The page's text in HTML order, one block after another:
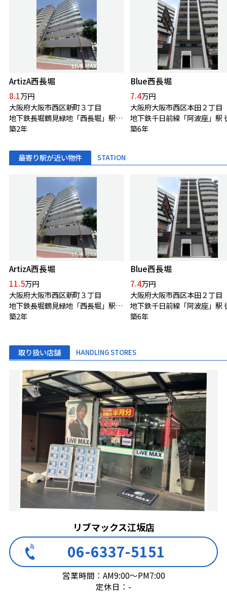
ArtizA西長堀
8.1万円
大阪府大阪市西区新町３丁目
地下鉄長堀鶴見緑地「西長堀」駅 徒歩3分
築2年
Blue西長堀
7.4万円
大阪府大阪市西区本田２丁目
築6年
最寄り駅が近い物件 STATION
ArtizA西長堀
11.5万円
大阪府大阪市西区新町３丁目
地下鉄長堀鶴見緑地「西長堀」駅 徒歩3分
築2年
Blue西長堀
7.4万円
大阪府大阪市西区本田２丁目
築6年
取り扱い店舗 HANDLING STORES
リブマックス江坂店
06-6337-5151
営業時間：AM9:00～PM7:00
定休日：-